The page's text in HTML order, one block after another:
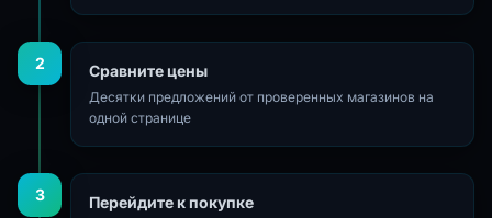
2 Сравните цены
Десятки предложений от проверенных магазинов на
одной странице
3 Перейдите к покупке